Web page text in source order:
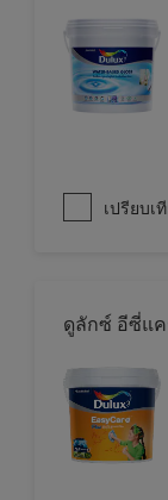
เปรียบเ
ดูลักซ์ อีซี่แ